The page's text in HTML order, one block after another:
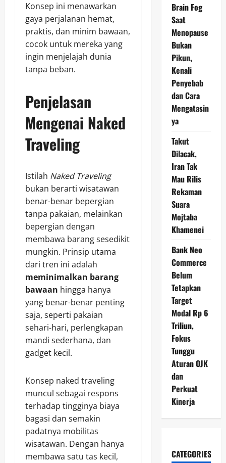
Konsep ini menawarkan
gaya perjalanan hemat,
praktis, dan minim bawaan,
cocok untuk mereka yang
ingin menjelajah dunia
tanpa beban.
Penjelasan
Mengenai Naked
Traveling
Istilah Naked Traveling
bukan berarti wisatawan
benar-benar bepergian
tanpa pakaian, melainkan
bepergian dengan
membawa barang sesedikit
mungkin. Prinsip utama
dari tren ini adalah
meminimalkan barang
bawaan hingga hanya
yang benar-benar penting
saja, seperti pakaian
sehari-hari, perlengkapan
mandi sederhana, dan
gadget kecil.
Konsep naked traveling
muncul sebagai respons
terhadap tingginya biaya
bagasi dan semakin
padatnya mobilitas
wisatawan. Dengan hanya
membawa satu tas kecil,
Brain Fog
Saat
Menopause
Bukan
Pikun,
Kenali
Penyebab
dan Cara
Mengatasin
ya
Takut
Dilacak,
Iran Tak
Mau Rilis
Rekaman
Suara
Mojtaba
Khamenei
Bank Neo
Commerce
Belum
Tetapkan
Target
Modal Rp 6
Triliun,
Fokus
Tunggu
Aturan OJK
dan
Perkuat
Kinerja
CATEGORIES